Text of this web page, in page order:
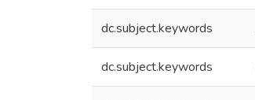
dc.subject.keywords
dc.subject.keywords